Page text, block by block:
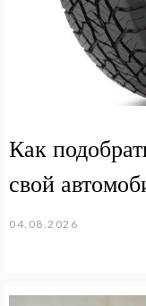
Как
свой
04.08.2026